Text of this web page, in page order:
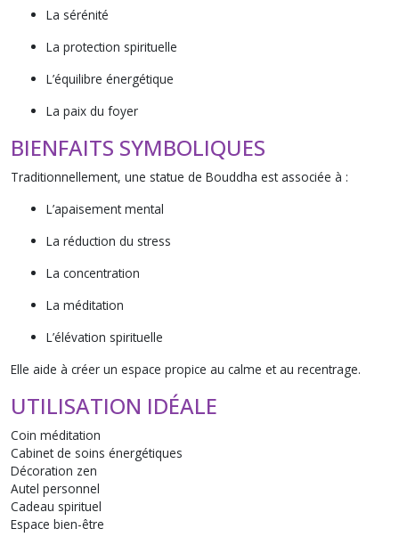
La sérénité
La protection spirituelle
L’équilibre énergétique
La paix du foyer
BIENFAITS SYMBOLIQUES
Traditionnellement, une statue de Bouddha est associée à :
L’apaisement mental
La réduction du stress
La concentration
La méditation
L’élévation spirituelle
Elle aide à créer un espace propice au calme et au recentrage.
UTILISATION IDÉALE
Coin méditation
Cabinet de soins énergétiques
Décoration zen
Autel personnel
Cadeau spirituel
Espace bien-être